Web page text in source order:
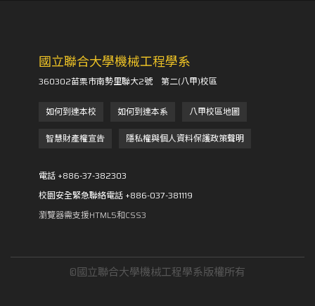
國立聯合大學機械工程學系
360302苗栗市南勢里聯大2號 第二(八甲)校區
如何到達本校 如何到達本系
八甲校區地圖
智慧財產權宣告
隱私權與個人資料保護政策聲明
電話 +886-37-382303
校園安全緊急聯絡電話 +886-037-381119
瀏覽器需支援HTML5和CSS3
©國立聯合大學機械工程學系版權所有